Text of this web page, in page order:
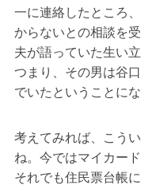
一に連絡したところ
からないとの相談を
夫が語っていた生い
つまり、その男は谷
でいたということにな
考えてみれば、こう
ね。今ではマイカー
それでも住民票台帳